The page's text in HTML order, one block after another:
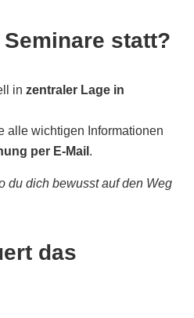
statt?
in zentraler Lage in
alle wichtigen Informationen
per E-Mail .
du dich bewusst auf den Weg
das